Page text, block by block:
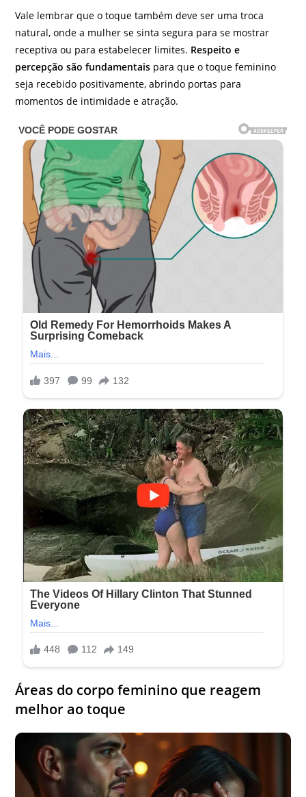
Vale lembrar que o toque também deve ser uma troca
natural, onde a mulher se sinta segura para se mostrar
receptiva ou para estabelecer limites. Respeito e
percepção são fundamentais para que o toque feminino
seja recebido positivamente, abrindo portas para
momentos de intimidade e atração.
Áreas do corpo feminino que reagem
melhor ao toque